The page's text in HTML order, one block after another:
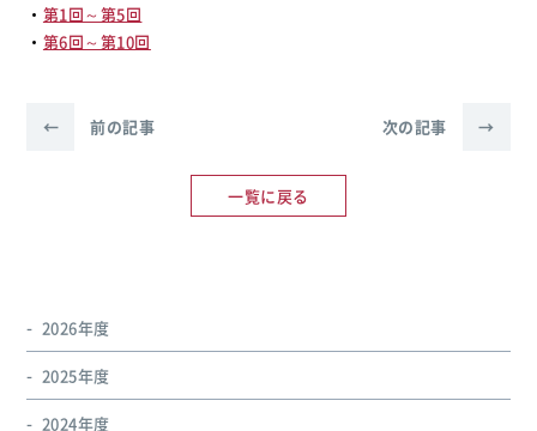
・ 第1回～第5回
・ 第6回～第10回
← 前の記事
一覧に戻る
次の記事 →
2026年度
2025年度
2024年度